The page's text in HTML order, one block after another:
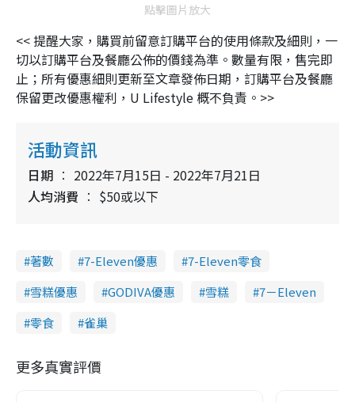
點擊圖片放大
<< 提醒大家，購買前留意訂購平台的使用條款及細則，一
切以訂購平台及餐廳公佈的價錢為準。數量有限，售完即
止；所有優惠細則更新至文章發佈日期，訂購平台及餐廳
保留更改優惠權利，U Lifestyle 概不負責。>>
活動資訊
日期
2022年7月15日 - 2022年7月21日
人均消費
$50或以下
著數 7-Eleven優惠
7-Eleven零食
雪糕優惠
GODIVA優惠 雪糕
7－Eleven
零食
雀巢
更多真實評價